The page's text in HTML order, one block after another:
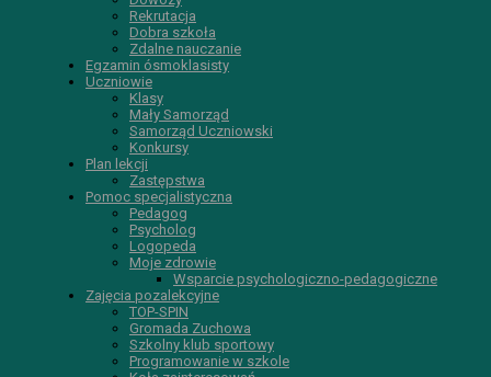
Rekrutacja
Dobra szkoła
Zdalne nauczanie
Egzamin ósmoklasisty
Uczniowie
Klasy
Mały Samorząd
Samorząd Uczniowski
Konkursy
Plan lekcji
Zastępstwa
Pomoc specjalistyczna
Pedagog
Psycholog
Logopeda
Moje zdrowie
Wsparcie psychologiczno-pedagogiczne
Zajęcia pozalekcyjne
TOP-SPIN
Gromada Zuchowa
Szkolny klub sportowy
Programowanie w szkole